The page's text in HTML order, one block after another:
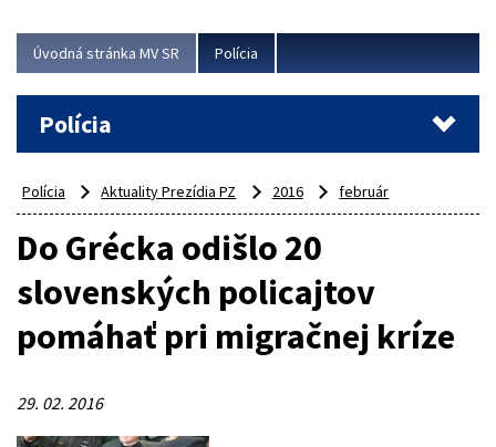
Úvodná stránka MV SR Polícia
Polícia
Polícia Aktuality Prezídia PZ 2016 február
Do Grécka odišlo 20
slovenských policajtov
pomáhať pri migračnej kríze
29. 02. 2016